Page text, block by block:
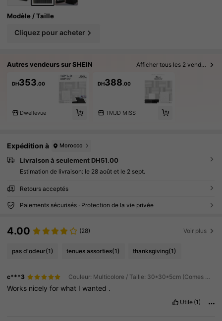
Modèle / Taille
Cliquez pour acheter
Autres vendeurs sur SHEIN Afficher tous les 2 vendeurs
DH353.00
Dwellevue
DH388.00
TMJD MISS
Expédition à Morocco
Livraison à seulement DH51.00
Estimation de livraison: le 28 août et le 2 sept.
Retours acceptés
Paiements sécurisés · Protection de la vie privée
4.00 (28) Voir plus
pas d'odeur(1) tenues assorties(1) thanksgiving(1)
c***3 Couleur: Multicolore / Taille: 30*30*5cm (Comes With Tapes) / Modèle: noir
Works nicelyforwhat Iwanted .
Utile (1)